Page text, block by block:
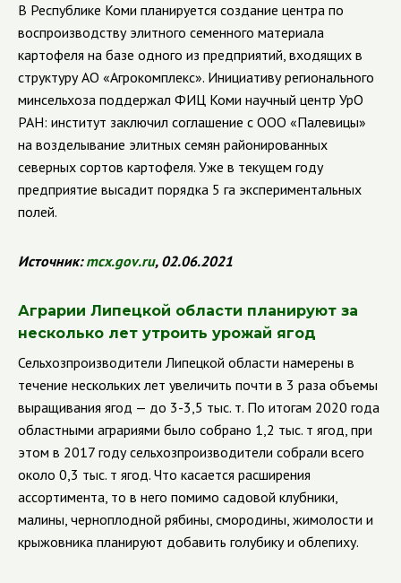
В Республике Коми планируется создание центра по
воспроизводству элитного семенного материала
картофеля на базе одного из предприятий, входящих в
структуру АО «Агрокомплекс». Инициативу регионального
минсельхоза поддержал ФИЦ Коми научный центр УрО
РАН: институт заключил соглашение с ООО «Палевицы»
на возделывание элитных семян районированных
северных сортов картофеля. Уже в текущем году
предприятие высадит порядка 5 га экспериментальных
полей.
Источник:mcx.gov.ru, 02.06.2021
Аграрии Липецкой области планируют за
несколько лет утроить урожай ягод
Сельхозпроизводители Липецкой области намерены в
течение нескольких лет увеличить почти в 3 раза объемы
выращивания ягод — до 3-3,5 тыс. т. По итогам 2020 года
областными аграриями было собрано 1,2 тыс. т ягод, при
этом в 2017 году сельхозпроизводители собрали всего
около 0,3 тыс. т ягод. Что касается расширения
ассортимента, то в него помимо садовой клубники,
малины, черноплодной рябины, смородины, жимолости и
крыжовника планируют добавить голубику и облепиху.